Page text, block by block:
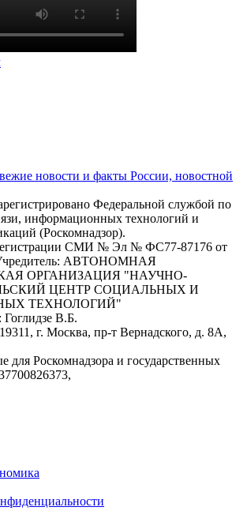
Федеральной службой по
информационных технологий и
(Роскомнадзор).
СМИ № Эл № ФС77-87176 от
Учредитель: АВТОНОМНАЯ
ОРГАНИЗАЦИЯ "НАУЧНО-
ЦЕНТР СОЦИАЛЬНЫХ И
ТЕХНОЛОГИЙ"
Гоглидзе В.Б.
г. Москва, пр-т Вернадского, д. 8А,
для Роскомнадзора и государственных